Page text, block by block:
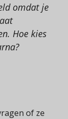
omdat je
Hoe kies
of ze